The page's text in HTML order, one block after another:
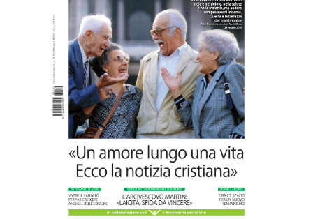
6 Agosto 2026 Commenti disabilitati
“Pace nel grembo è pace nel mondo”: a
Lecce il 46° Convegno Nazionale del
Movimento per la Vita
31 Luglio 2026 Commenti disabilitati